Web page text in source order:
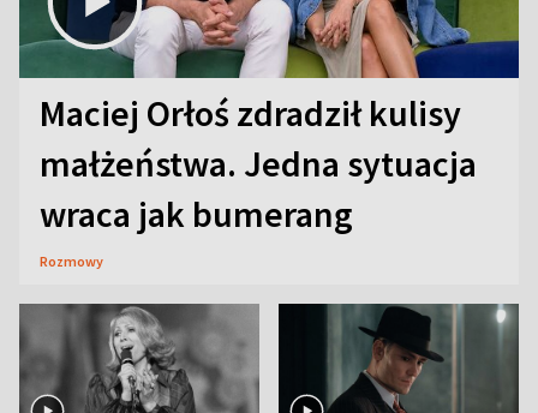
Maciej Orłoś zdradził kulisy
małżeństwa. Jedna sytuacja
wraca jak bumerang
Rozmowy